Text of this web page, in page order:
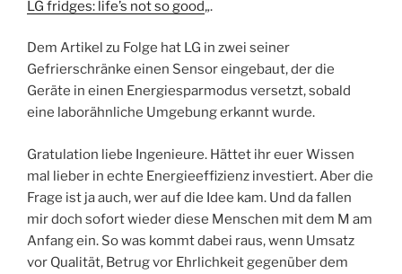
LG fridges: life’s not so good„.
Dem Artikel zu Folge hat LG in zwei seiner
Gefrierschränke einen Sensor eingebaut, der die
Geräte in einen Energiesparmodus versetzt, sobald
eine laborähnliche Umgebung erkannt wurde.
Gratulation liebe Ingenieure. Hättet ihr euer Wissen
mal lieber in echte Energieeffizienz investiert. Aber die
Frage ist ja auch, wer auf die Idee kam. Und da fallen
mir doch sofort wieder diese Menschen mit dem M am
Anfang ein. So was kommt dabei raus, wenn Umsatz
vor Qualität, Betrug vor Ehrlichkeit gegenüber dem